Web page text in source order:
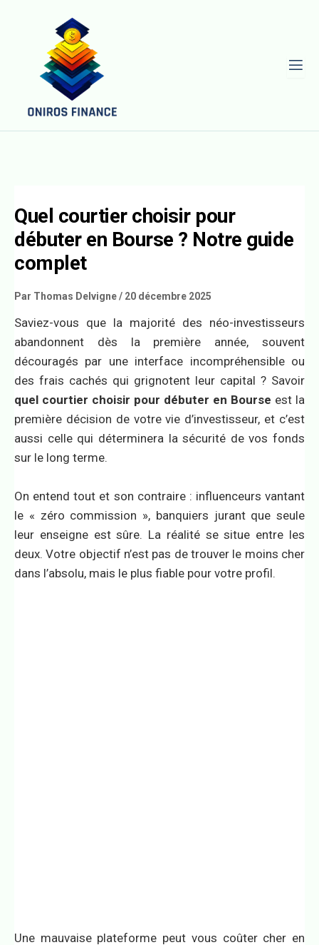
Quel courtier choisir pour
débuter en Bourse ? Notre guide
complet
Par Thomas Delvigne/ 20 décembre 2025
Saviez-vous que la majorité des néo-investisseurs
abandonnent dès la première année, souvent
découragés par une interface incompréhensible ou
des frais cachés qui grignotent leur capital ? Savoir
quel courtier choisir pour débuter en Bourse est la
première décision de votre vie d’investisseur, et c’est
aussi celle qui déterminera la sécurité de vos fonds
sur le long terme.
On entend tout et son contraire : influenceurs vantant
le « zéro commission », banquiers jurant que seule
leur enseigne est sûre. La réalité se situe entre les
deux. Votre objectif n’est pas de trouver le moins cher
dans l’absolu, mais le plus fiable pour votre profil.
Une mauvaise plateforme peut vous coûter cher en